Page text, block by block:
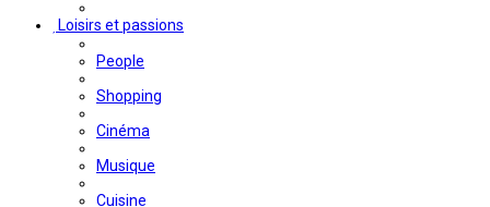
Loisirs et passions
People
Shopping
Cinéma
Musique
Cuisine